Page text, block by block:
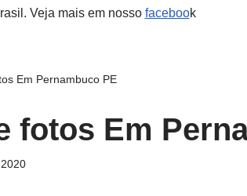
Veja mais em nosso facebook
Em Pernambuco PE
fotos Em